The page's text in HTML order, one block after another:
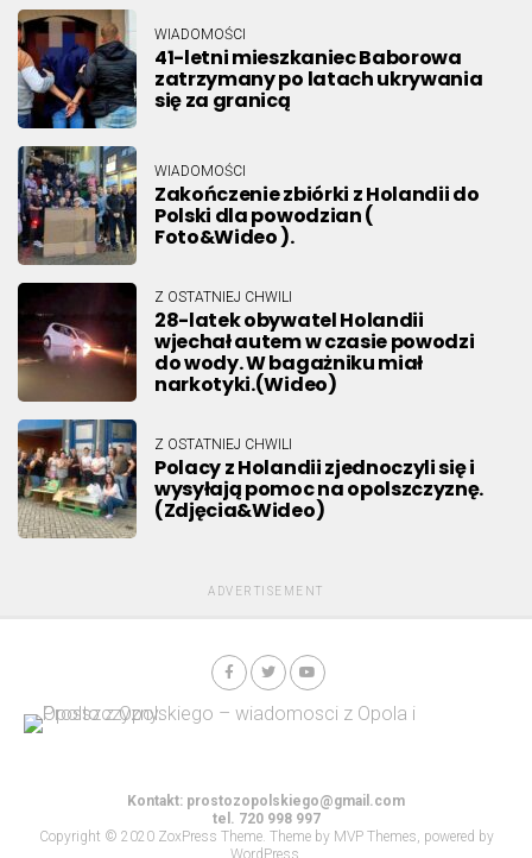
WIADOMOŚCI
41-letni mieszkaniec Baborowa
zatrzymany po latach ukrywania
się za granicą
WIADOMOŚCI
Zakończenie zbiórki z Holandii do
Polski dla powodzian (
Foto&Wideo ).
Z OSTATNIEJ CHWILI
28-latek obywatel Holandii
wjechał autem w czasie powodzi
do wody. W bagażniku miał
narkotyki.(Wideo)
Z OSTATNIEJ CHWILI
Polacy z Holandii zjednoczyli się i
wysyłają pomoc na opolszczyznę.
(Zdjęcia&Wideo)
ADVERTISEMENT
Kontakt: prostozopolskiego@gmail.com
tel. 720 998 997
Copyright © 2020 ZoxPress Theme. Theme by MVP Themes, powered by
WordPress.